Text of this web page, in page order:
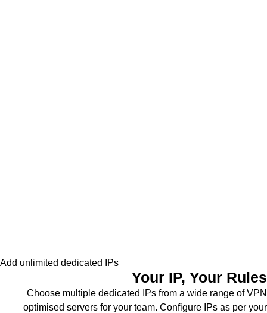
Add unlimited dedicated IPs
Your IP, Your Rules
Choose multiple dedicated IPs from a wide range of VPN
optimised servers for your team. Configure IPs as per your